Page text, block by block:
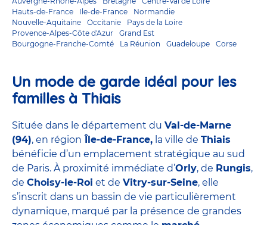
Hauts-de-France
Ile-de-France
Normandie
Nouvelle-Aquitaine
Occitanie
Pays de la Loire
Provence-Alpes-Côte d'Azur
Grand Est
Bourgogne-Franche-Comté
La Réunion Guadeloupe Corse
Un mode de garde idéal pour les
familles à Thiais
Située dans le département du Val-de-Marne
(94), en région Île-de-France, la ville de Thiais
bénéficie d’un emplacement stratégique au sud
de Paris. À proximité immédiate d’Orly, de Rungis,
de Choisy-le-Roi et de Vitry-sur-Seine, elle
s’inscrit dans un bassin de vie particulièrement
dynamique, marqué par la présence de grandes